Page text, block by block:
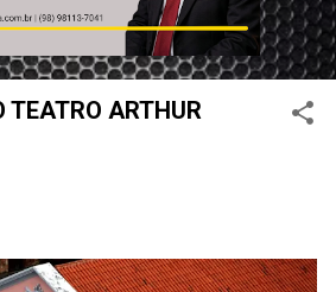
TEATRO ARTHUR